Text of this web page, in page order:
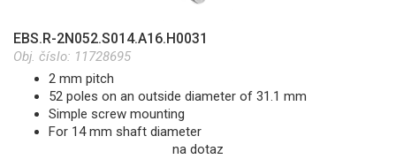
EBS.R-2N052.S014.A16.H0031
Obj. číslo: 11728695
2 mm pitch
52 poles on an outside diameter of 31.1 mm
Simple screw mounting
For 14 mm shaft diameter
na dotaz